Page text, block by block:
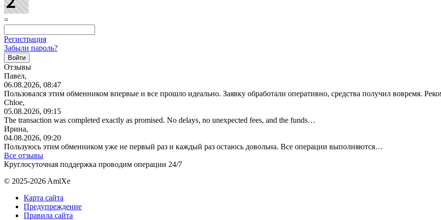
=
Регистрация
Забыли пароль?
Отзывы
Павел,
06.08.2026, 08:47
Пользовался этим обменником впервые и все прошло идеально. Заявку обработали оперативно, средства получил вовремя.
Chloe,
05.08.2026, 09:15
The transaction was completed exactly as promised. No delays, no unexpected fees, and the funds…
Ирина,
04.08.2026, 09:20
Пользуюсь этим обменником уже не первый раз и каждый раз остаюсь довольна. Все операции выполняются…
Все отзывы
Круглосуточная поддержка проводим операции 24/7
© 2025-2026 AmlXe
Карта сайта
Предупреждение
Правила сайта